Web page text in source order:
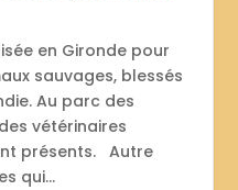
en Gironde pour
sauvages, blessés
Au parc des
vétérinaires
présents. Autre
qui...